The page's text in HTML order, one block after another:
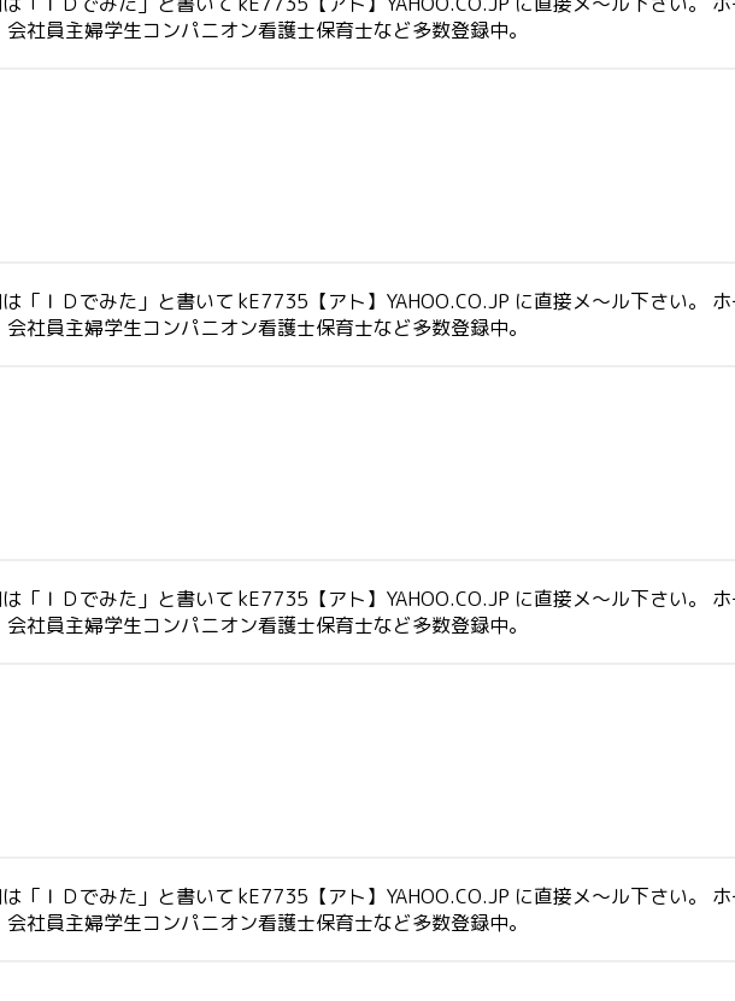
社員主婦学生コンパニオン看護士保育士など多数登録中。
「ＩＤでみた」と書いて kE7735【アト】YAHOO.CO.JP に直接メ～ル下さい。
社員主婦学生コンパニオン看護士保育士など多数登録中。
「ＩＤでみた」と書いて kE7735【アト】YAHOO.CO.JP に直接メ～ル下さい。
社員主婦学生コンパニオン看護士保育士など多数登録中。
「ＩＤでみた」と書いて kE7735【アト】YAHOO.CO.JP に直接メ～ル下さい。
社員主婦学生コンパニオン看護士保育士など多数登録中。